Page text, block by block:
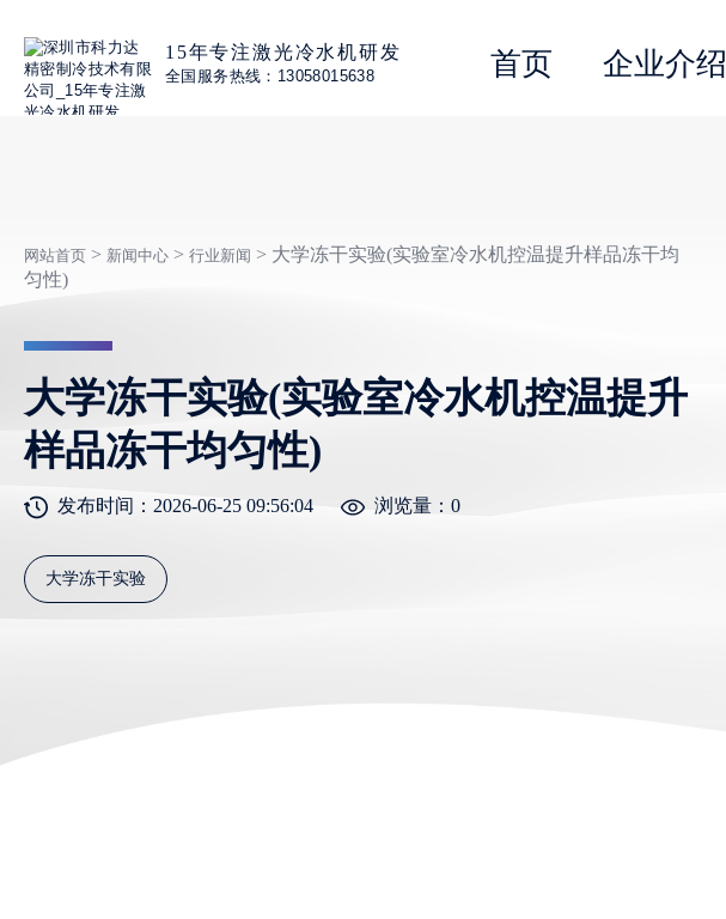
15年专注激光冷水机研发
全国服务热线：13058015638 首页 企业介绍
网站首页 > 新闻中心 > 行业新闻 > 大学冻干实验(实验室冷水机控温提升样品冻干均
匀性)
大学冻干实验(实验室冷水机控温提升
样品冻干均匀性)
发布时间：2026-06-25 09:56:04 浏览量： 0
大学冻干实验